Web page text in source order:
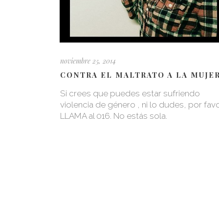
noviembre 25, 2014
CONTRA EL MALTRATO A LA
Si crees que puedes estar sufriendo
violencia de género , ni lo dudes, por
LLAMA al 016. No estás sola.